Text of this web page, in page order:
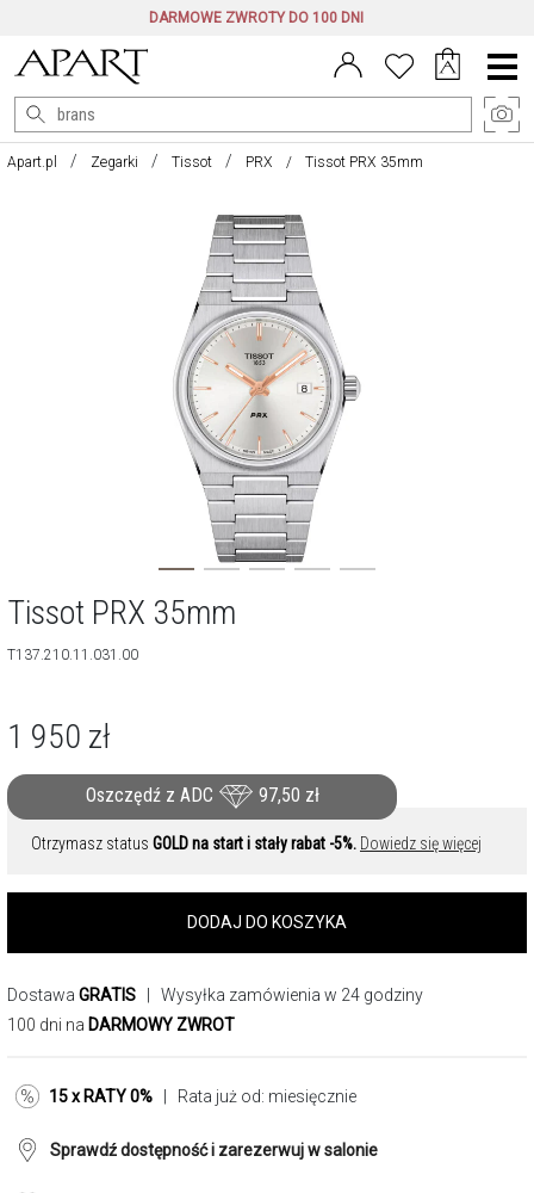
DARMOWE ZWROTY DO 100 DNI
Menu
główne
Apart.pl Zegarki Tissot PRX Tissot PRX 35mm
Tissot PRX 35mm
T137.210.11.031.00
1 950 zł
Oszczędź z ADC 97,50 zł
Otrzymasz status GOLD na start i stały rabat -5%. Dowiedz się więcej
DODAJ DO KOSZYKA
Dostawa GRATIS | Wysyłka zamówienia w 24 godziny
100 dni na DARMOWY ZWROT
15 x RATY 0% | Rata już od: miesięcznie
Sprawdź dostępność i zarezerwuj w salonie